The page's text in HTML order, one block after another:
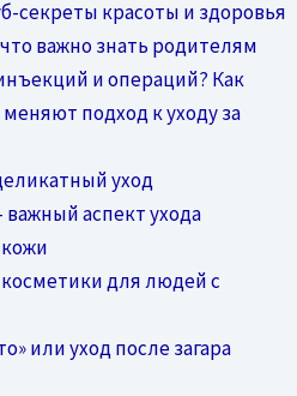
секреты красоты и здоровья
важно знать родителям
и операций? Как
подход к уходу за
уход
аспект ухода
для людей с
или уход после загара